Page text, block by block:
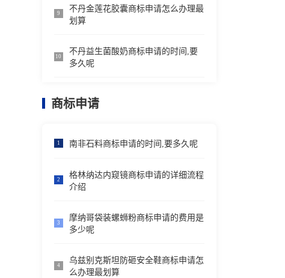
9
不丹金莲花胶囊商标申请怎么办理最
划算
10
不丹益生菌酸奶商标申请的时间,要
多久呢
商标申请
1 南非石料商标申请的时间,要多久呢
2
格林纳达内窥镜商标申请的详细流程
介绍
3
摩纳哥袋装螺蛳粉商标申请的费用是
多少呢
4
乌兹别克斯坦防砸安全鞋商标申请怎
么办理最划算